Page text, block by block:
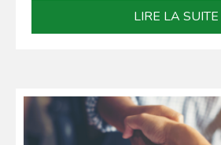
LIRE LA SUITE